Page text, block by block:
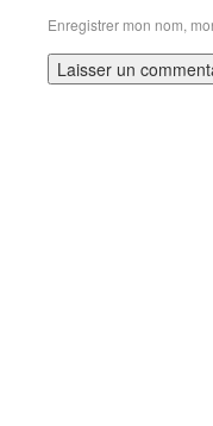
Enregistrer mon nom,